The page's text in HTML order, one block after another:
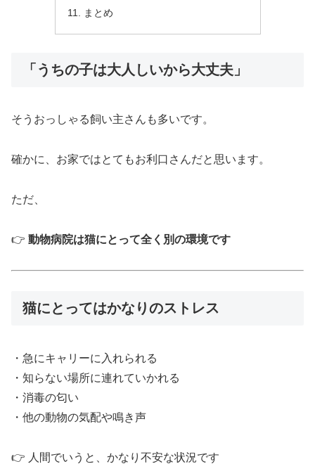
まとめ
「うちの子は大人しいから大丈夫」
そうおっしゃる飼い主さんも多いです。
確かに、お家ではとてもお利口さんだと思います。
ただ、
👉 動物病院は猫にとって全く別の環境です
猫にとってはかなりのストレス
・急にキャリーに入れられる
・知らない場所に連れていかれる
・消毒の匂い
・他の動物の気配や鳴き声
👉 人間でいうと、かなり不安な状況です